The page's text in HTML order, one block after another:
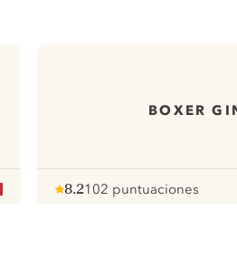
BOXER
8.2
pour
102 puntuaciones